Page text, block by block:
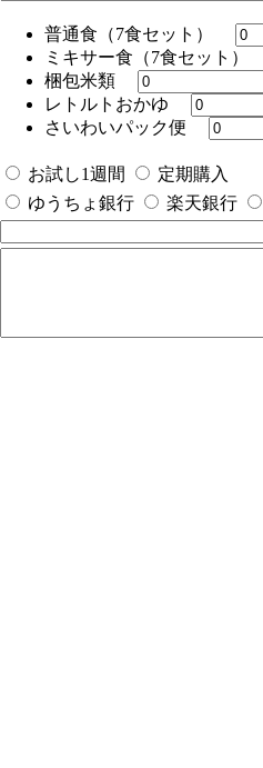
普通食（7食セット）
ミキサー食（7食セット）
梱包米類
レトルトおかゆ
さいわいパック便
お試し1週間
定期購入
ゆうちょ銀行 楽天銀行